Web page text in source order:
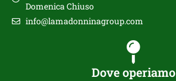
Domenica Chiuso
info@lamadonninagroup.com
Dove operiamo